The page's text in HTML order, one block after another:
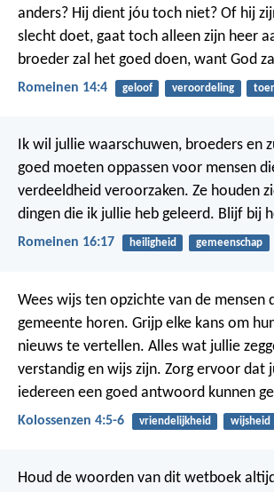
anders? Hij dient jóu toch niet? Of hij
slecht doet, gaat toch alleen zijn heer
broeder zal het goed doen, want God
Romeinen 14:4 geloof veroordeling
Ik wil jullie waarschuwen, broeders en
goed moeten oppassen voor mensen
verdeeldheid veroorzaken. Ze houden
dingen die ik jullie heb geleerd. Blijf bij
Romeinen 16:17 heiligheid gemeenschap
Wees wijs ten opzichte van de mensen
gemeente horen. Grijp elke kans om
nieuws te vertellen. Alles wat jullie
verstandig en wijs zijn. Zorg ervoor dat
iedereen een goed antwoord kunnen
Kolossenzen 4:5-6 vriendelijkheid wijsheid
Houd de woorden van dit wetboek